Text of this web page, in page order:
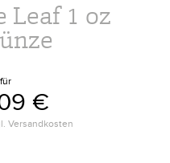
Leaf 1 oz
€
Versandkosten